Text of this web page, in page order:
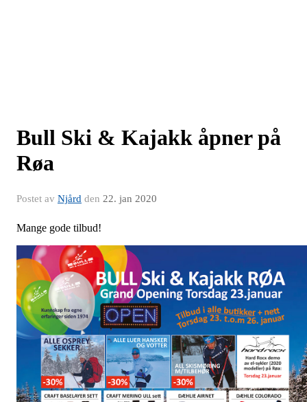
Bull Ski & Kajakk åpner på
Røa
Postet av Njård den 22. jan 2020
Mange gode tilbud!